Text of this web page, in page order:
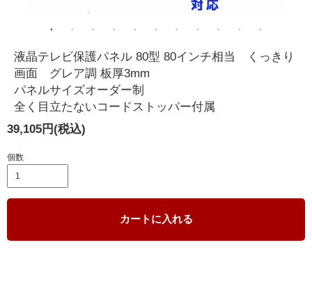
液晶テレビ保護パネル 80型 80インチ相当 くっきり
画面 グレア調 板厚3mm
パネルサイズオーダー制
全く目立たないコードストッパー付属
39,105円(税込)
個数
カートに入れる